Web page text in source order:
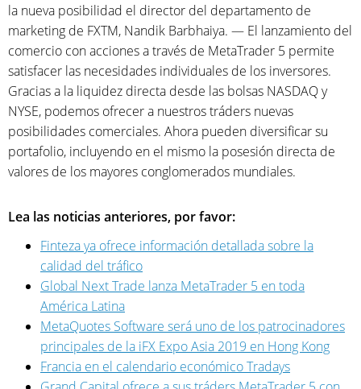
la nueva posibilidad el director del departamento de
marketing de FXTM, Nandik Barbhaiya. — El lanzamiento del
comercio con acciones a través de MetaTrader 5 permite
satisfacer las necesidades individuales de los inversores.
Gracias a la liquidez directa desde las bolsas NASDAQ y
NYSE, podemos ofrecer a nuestros tráders nuevas
posibilidades comerciales. Ahora pueden diversificar su
portafolio, incluyendo en el mismo la posesión directa de
valores de los mayores conglomerados mundiales.
Lea las noticias anteriores, por favor:
Finteza ya ofrece información detallada sobre la
calidad del tráfico
Global Next Trade lanza MetaTrader 5 en toda
América Latina
MetaQuotes Software será uno de los patrocinadores
principales de la iFX Expo Asia 2019 en Hong Kong
Francia en el calendario económico Tradays